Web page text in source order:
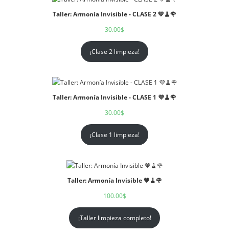
Taller: Armonía Invisible - CLASE 2 💚🧹🌹
30.00$
¡Clase 2 limpieza!
Taller: Armonía Invisible - CLASE 1 💜🧹🌹
30.00$
¡Clase 1 limpieza!
Taller: Armonía Invisible 🧡🧹🌹
100.00$
¡Taller limpieza completo!